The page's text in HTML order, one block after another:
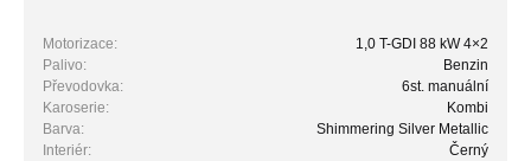
Motorizace:
1,0 T-GDI 88 kW 4×2
Palivo:
Benzin
Převodovka:
6st. manuální
Karoserie:
Kombi
Barva:
Shimmering Silver Metallic
Interiér:
Černý